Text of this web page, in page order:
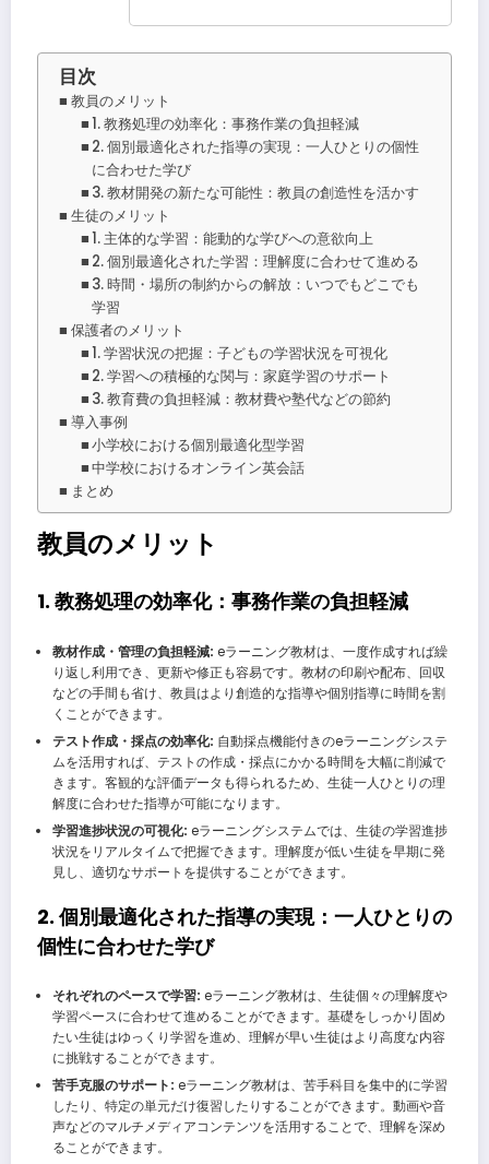
目次
教員のメリット
1. 教務処理の効率化：事務作業の負担軽減
2. 個別最適化された指導の実現：一人ひとりの個性
に合わせた学び
3. 教材開発の新たな可能性：教員の創造性を活かす
生徒のメリット
1. 主体的な学習：能動的な学びへの意欲向上
2. 個別最適化された学習：理解度に合わせて進める
3. 時間・場所の制約からの解放：いつでもどこでも
学習
保護者のメリット
1. 学習状況の把握：子どもの学習状況を可視化
2. 学習への積極的な関与：家庭学習のサポート
3. 教育費の負担軽減：教材費や塾代などの節約
導入事例
小学校における個別最適化型学習
中学校におけるオンライン英会話
まとめ
教員のメリット
1. 教務処理の効率化：事務作業の負担軽減
教材作成・管理の負担軽減: eラーニング教材は、一度作成すれば繰
り返し利用でき、更新や修正も容易です。教材の印刷や配布、回収
などの手間も省け、教員はより創造的な指導や個別指導に時間を割
くことができます。
テスト作成・採点の効率化: 自動採点機能付きのeラーニングシステ
ムを活用すれば、テストの作成・採点にかかる時間を大幅に削減で
きます。客観的な評価データも得られるため、生徒一人ひとりの理
解度に合わせた指導が可能になります。
学習進捗状況の可視化: eラーニングシステムでは、生徒の学習進捗
状況をリアルタイムで把握できます。理解度が低い生徒を早期に発
見し、適切なサポートを提供することができます。
2. 個別最適化された指導の実現：一人ひとりの
個性に合わせた学び
それぞれのペースで学習: eラーニング教材は、生徒個々の理解度や
学習ペースに合わせて進めることができます。基礎をしっかり固め
たい生徒はゆっくり学習を進め、理解が早い生徒はより高度な内容
に挑戦することができます。
苦手克服のサポート: eラーニング教材は、苦手科目を集中的に学習
したり、特定の単元だけ復習したりすることができます。動画や音
声などのマルチメディアコンテンツを活用することで、理解を深め
ることができます。